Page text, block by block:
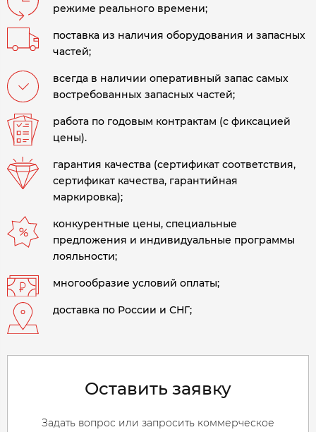
режиме реального времени;
поставка из наличия оборудования и запасных
частей;
всегда в наличии оперативный запас самых
востребованных запасных частей;
работа по годовым контрактам (с фиксацией
цены).
гарантия качества (сертификат соответствия,
сертификат качества, гарантийная
маркировка);
конкурентные цены, специальные
предложения и индивидуальные программы
лояльности;
многообразие условий оплаты;
доставка по России и СНГ;
Оставить заявку
Задать вопрос или запросить коммерческое